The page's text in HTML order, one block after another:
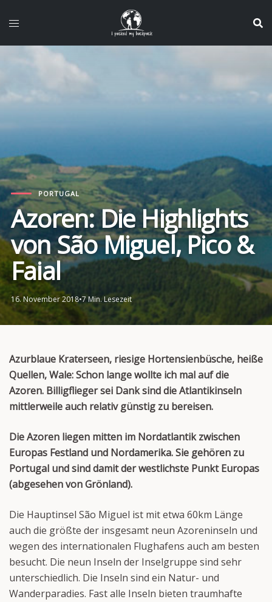
Inhalt
PORTUGAL
Azoren: Die Highlights
von São Miguel, Pico &
Faial
16. November 2018•7 Min. Lesezeit
Azurblaue Kraterseen, riesige Hortensienbüsche, heiße
Quellen, Wale: Schon lange wollte ich mal auf die
Azoren. Billigflieger sei Dank sind die Atlantikinseln
mittlerweile auch relativ günstig zu bereisen.
Die Azoren liegen mitten im Nordatlantik zwischen
Europas Festland und Nordamerika. Sie gehören zu
Portugal und sind damit der westlichste Punkt Europas
(abgesehen von Grönland).
Die Hauptinsel São Miguel ist mit etwa 60km Länge
auch die größte der insgesamt neun Azoreninseln und
wegen des internationalen Flughafens auch am besten
besucht. Die neun Inseln der Inselgruppe sind sehr
unterschiedlich. Die Inseln sind ein Natur- und
Wanderparadies. Fast alle Inseln bieten traumhafte